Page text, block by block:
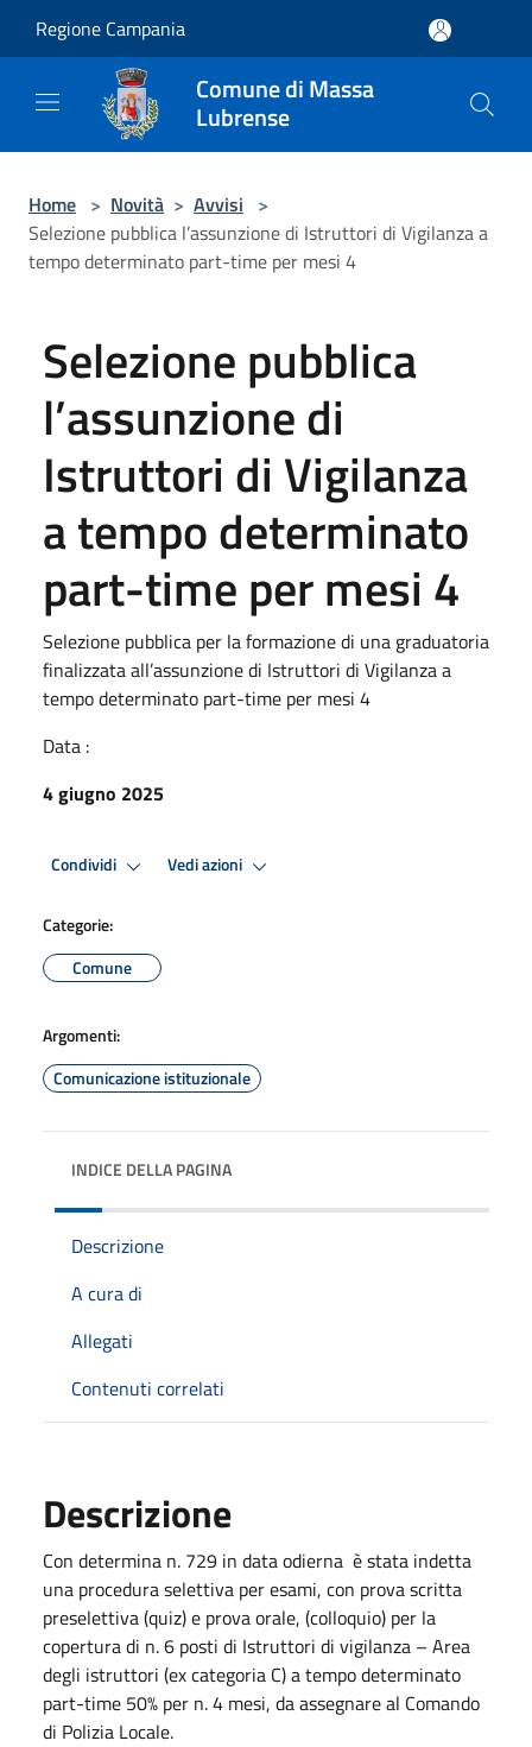
Regione Campania
Comune di Massa
Lubrense
Home > Novità > Avvisi >
Selezione pubblica l’assunzione di Istruttori di Vigilanza a
tempo determinato part-time per mesi 4
Selezione pubblica
l’assunzione di
Istruttori di Vigilanza
a tempo determinato
part-time per mesi 4
Selezione pubblica per la formazione di una graduatoria
finalizzata all’assunzione di Istruttori di Vigilanza a
tempo determinato part-time per mesi 4
Data :
4 giugno 2025
Condividi Vedi azioni
Categorie:
Comune
Argomenti:
Comunicazione istituzionale
INDICE DELLA PAGINA
Descrizione
A cura di
Allegati
Contenuti correlati
Descrizione
Con determina n. 729 in data odierna è stata indetta
una procedura selettiva per esami, con prova scritta
preselettiva (quiz) e prova orale, (colloquio) per la
copertura di n. 6 posti di Istruttori di vigilanza – Area
degli istruttori (ex categoria C) a tempo determinato
part-time 50% per n. 4 mesi, da assegnare al Comando
di Polizia Locale.